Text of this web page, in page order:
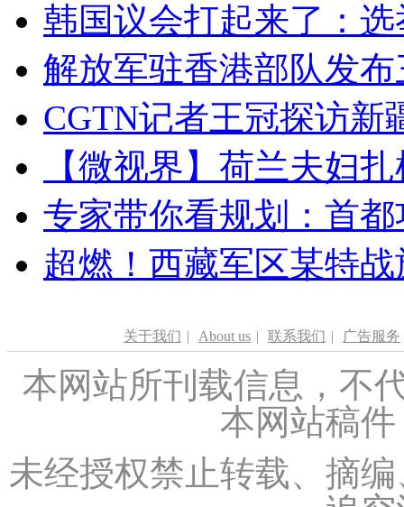
韩国议会打起来了：
解放军驻香港部队发
CGTN记者王冠探访新
【微视界】荷兰夫妇
专家带你看规划：首
超燃！西藏军区某特
关于我们 | About us | 联系我们 | 广告服务
本网站所刊载信息，不
本网站稿
未经授权禁止转载、摘